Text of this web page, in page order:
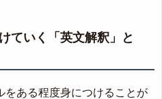
ていく「英文解釈」と
をある程度身につけることが